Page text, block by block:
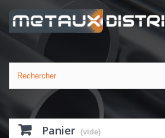
Panier (vide)